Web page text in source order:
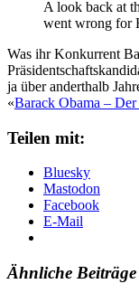
A look back at
went wrong for
Was ihr Konkurrent
ja über anderthalb
«Barack Obama –
Teilen mit:
Bluesky
Mastodon
Facebook
E-Mail
Ähnliche Beiträge